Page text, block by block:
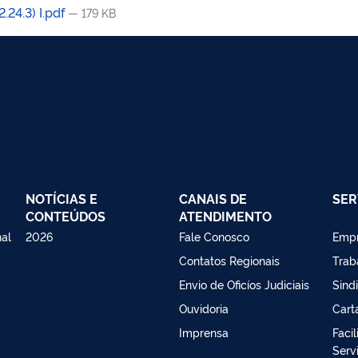
I.pdf — 179 KB
NOTÍCIAS E
CONTEÚDOS
2026
CANAIS DE
ATENDIMENTO
Fale Conosco
Contatos Regionais
Envio de Oficíos Judiciais
Ouvidoria
Imprensa